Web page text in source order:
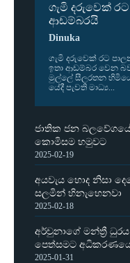
ගැමි දරුවෙක්
ආඩම්බරයි
Dinuka
ගැමි දරු­වෙක් රට
ඉතා ආඩ­ම්බර වෙන
මුල්ලේ සීල­ර­තන
යේදී පැවති මාධ්‍ය...
ජාතික ජන
කොමිසම හමුවට
2025-02-19
අයවැය හොද නිසා
සලමින් හිනැහෙනවා
2025-02-18
අර්චුනාගේ මන්ත්‍රී
පෙත්සමට
2025-01-31